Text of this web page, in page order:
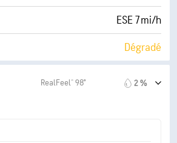
ESE 7 mi/h
Dégradé
RealFeel® 98° 2 %